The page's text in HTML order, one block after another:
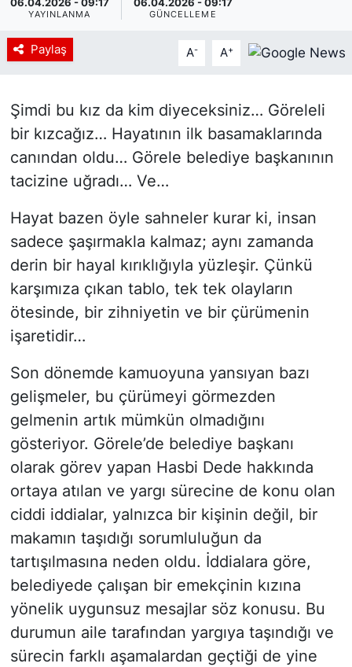
06.04.2026 - 09:17
YAYINLANMA
06.04.2026 - 09:17
GÜNCELLEME
Paylaş A- A+
Şimdi bu kız da kim diyeceksiniz… Göreleli
bir kızcağız… Hayatının ilk basamaklarında
canından oldu… Görele belediye başkanının
tacizine uğradı… Ve…
Hayat bazen öyle sahneler kurar ki, insan
sadece şaşırmakla kalmaz; aynı zamanda
derin bir hayal kırıklığıyla yüzleşir. Çünkü
karşımıza çıkan tablo, tek tek olayların
ötesinde, bir zihniyetin ve bir çürümenin
işaretidir…
Son dönemde kamuoyuna yansıyan bazı
gelişmeler, bu çürümeyi görmezden
gelmenin artık mümkün olmadığını
gösteriyor. Görele’de belediye başkanı
olarak görev yapan Hasbi Dede hakkında
ortaya atılan ve yargı sürecine de konu olan
ciddi iddialar, yalnızca bir kişinin değil, bir
makamın taşıdığı sorumluluğun da
tartışılmasına neden oldu. İddialara göre,
belediyede çalışan bir emekçinin kızına
yönelik uygunsuz mesajlar söz konusu. Bu
durumun aile tarafından yargıya taşındığı ve
sürecin farklı aşamalardan geçtiği de yine